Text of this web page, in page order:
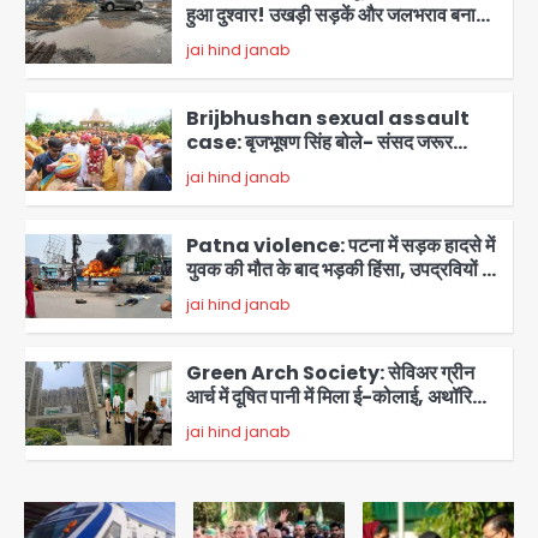
2
हुआ दुश्वार! उखड़ी सड़कें और जलभराव बना
आफत, अंडरपास पर भी खतरा
jai hind janab
3
Brijbhushan sexual assault
case: बृजभूषण सिंह बोले- संसद जरूर
लौटूंगा, हुई चरित्र हत्या की कोशिश, प्रियंका
गांधी को बरगलाया गया, यौन शोषण नहीं ‘गुड-
बैड टच’ का था मामला
jai hind janab
4
Patna violence: पटना में सड़क हादसे में
युवक की मौत के बाद भड़की हिंसा, उपद्रवियों ने
फूंकीं 10 गाड़ियां, ट्रैफिक पोस्ट और स्लीपर
बस भी जलाई, NH-30 जाम
jai hind janab
5
Green Arch Society: सेविअर ग्रीन
आर्च में दूषित पानी में मिला ई-कोलाई, अथॉरिटी
ने शुरू की सैंपलिंग जांच
jai hind janab
Noida waterlogging: नोएडा में
‘हाईटेक सिटी’ के दावों की खुली पोल,